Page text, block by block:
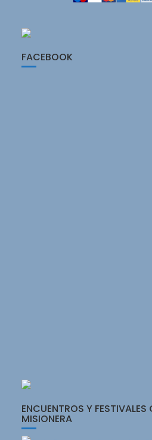
FACEBOOK
ENCUENTROS Y
MISIONERA